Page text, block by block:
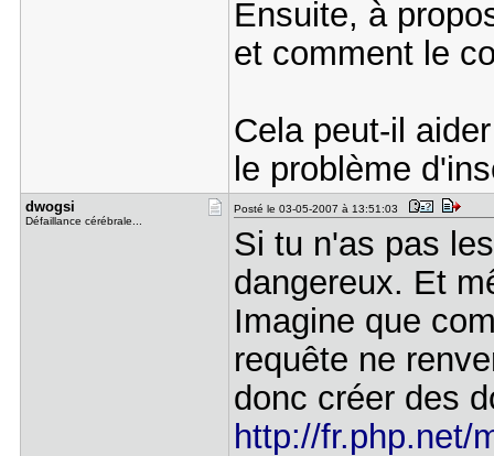
Ensuite, à
et comment le
Cela peut-il
le problème
dwogsi
Défaillance cérébrale...
Posté le 03-05-2007 à 13:51:03
Si tu n'as pas
dangereux. Et
Imagine que
requête ne
donc créer des
http://fr.php.net/